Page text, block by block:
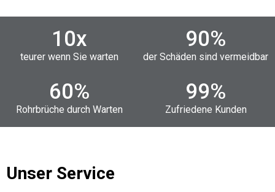
10x
teurer wenn Sie warten
90%
der Schäden sind vermeidbar
60%
Rohrbrüche durch Warten
99%
Zufriedene Kunden
Unser Service